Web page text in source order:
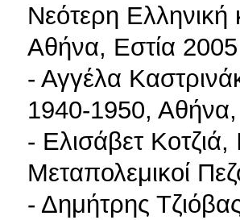
Νεότερη Ελληνική
Αθήνα, Εστία 2005
- Αγγέλα
1940-1950,
- Ελισάβετ Κοτζιά,
Μεταπολεμικοί
- Δημήτρης